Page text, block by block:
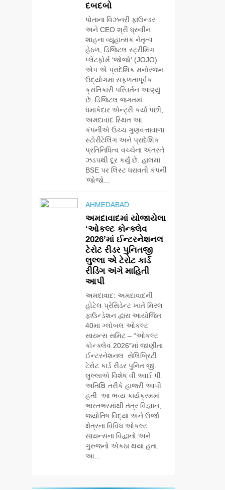
દબદબો
પોતાના વિઝનરી ફાઉન્ડર
અને CEO શ્રી ધ્રુવીન
શાહના વ્યૂહાત્મક નેતૃત્વ
હેઠળ, ડિજિટલ સ્ટ્રીમિંગ
પ્લેટફોર્મ ‘જોજો’ (JOJO)
એપ એ પ્રાદેશિક મનોરંજન
ઉદ્યોગમાં સફળતાપૂર્વક
ક્રાંતિકારી પરિવર્તન આણ્યું
છે. ડિજિટલ જગતમાં
ધમાકેદાર એન્ટ્રી કર્યા પછી,
અમદાવાદ સ્થિત આ
કંપનીએ ઉચ્ચ ગુણવત્તાવાળા
સ્ટોરીટેલિંગ અને પ્રાદેશિક
પ્રતિનિધિત્વ વચ્ચેના અંતરને
ઝડપથી દૂર કર્યું છે. હાલમાં
BSE પર લિસ્ટ ધરાવતી કંપની
‘જોજો...
AHMEDABAD
અમદાવાદમાં યોજાયેલા
‘ઓકલ્ટ કોન્ક્લેવ
2026’માં ઈન્ટરનેશનલ
ટેરોટ રીડર પુનિતજી
લુલ્લા એ ટેરોટ કાર્ડ
રીડિંગ અંગે માહિતી
આપી
અમદાવાદ: અમદાવાદની
હોટેલ પ્રેસિડેન્ટ ખાતે મિરલ
ફાઉન્ડેશન દ્વારા આયોજિત
40મા ગ્લોબલ ઓકલ્ટ
સાયન્સ સમિટ – “ઓકલ્ટ
કોન્ક્લેવ 2026″માં જાણીતા
ઈન્ટરનેશનલ સેલિબ્રિટી
ટેરોટ કાર્ડ રીડર પુનિત જી.
લુલ્લાએ વિશેષ વી.આઈ.પી.
અતિથિ તરીકે હાજરી આપી
હતી. આ ભવ્ય કાર્યક્રમમાં
ભારતભરમાંથી તંત્ર વિજ્ઞાન,
જ્યોતિષ વિદ્યા અને ઉર્જા
ક્ષેત્રના વિવિધ ઓકલ્ટ
સાયન્સના વિદ્વાનો અને
ગુરુજનો એકઠા થયા હતા.
આ...
સેમસંગ વિશ્વ યુવા
કૌશલ્ય દિવસની
ઉજવણી કરે છે,
સેમસંગ દોસ્ત
કૌશલ્ય વિકાસ
કાર્યક્રમના 30
ટોચના પ્રતિભાશાળી
વિદ્યાર્થીઓનું
સન્માન કરે છે
BUSINESS CSR
આયુદા ઓર્ગેનિક્સ
દ્વારા ગુજરાતના 5
શહેરોમાં રિટેલ સ્ટોર્સ
અને ગીર ગાયના
વૈદિક વલોણા ઘી-
દૂધની શુદ્ધ સેવાઓ
સાથે વ્યાપક
વિસ્તરણ
BUSINESS
‘ગેટ સેટ ગો’ નું
પાવર-પેક્ડ ટ્રેલર
લોન્ચ: 7 ઓગસ્ટે
રિલીઝ થઈ રહેલ
આ ફિલ્મમાં હાઇ-ટેક
VFX જોવા મળશે
ENTERTAINMENT
અમદાવાદમાં ભારે
વરસાદ વચ્ચે ફિલ્મ
‘ગેટ સેટ ગો’ની ‘ટીમ
ચિરંજીવી’ માનવતાના
ટેકરાના પ્રભાવિત
AHMEDABAD CSR